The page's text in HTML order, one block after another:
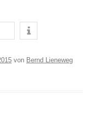
von Bernd Lieneweg